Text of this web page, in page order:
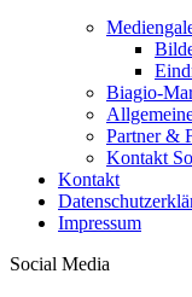
Biagio-
Partner &
Kontakt
Kontakt
Impressum
Social Media